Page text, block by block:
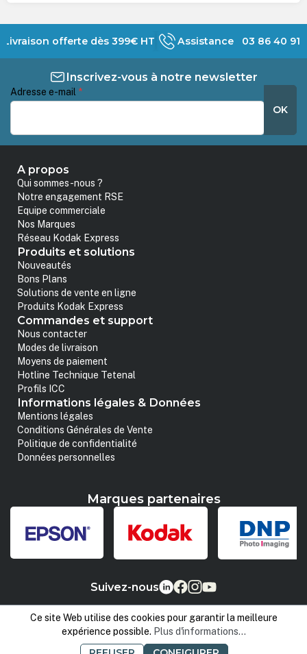
Livraison offerte dès 399€ HT Assistance 03 86 40 91
Inscrivez-vous à notre newsletter
Adresse e-mail *
OK
A propos
Qui sommes-nous ?
Notre engagement RSE
Equipe commerciale
Nos Marques
Réseau Kodak Express
Produits et solutions
Nouveautés
Bons Plans
Solutions de vente en ligne
Produits Kodak Express
Commandes et support
Nous contacter
Modes de livraison
Moyens de paiement
Hotline Technique Tetenal
Profils ICC
Informations légales & Données
Mentions légales
Conditions Générales de Vente
Politique de confidentialité
Données personnelles
Marques partenaires
Suivez-nous
Ce site Web utilise des cookies pour garantir la meilleure
expérience possible. Plus d'informations...